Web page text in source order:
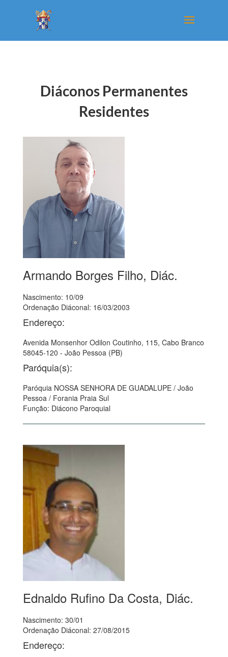
Diáconos Permanentes
Residentes
Armando Borges Filho, Diác.
Nascimento: 10/09
Ordenação Diáconal: 16/03/2003
Endereço:
Avenida Monsenhor Odilon Coutinho, 115, Cabo Branco
58045-120 - João Pessoa (PB)
Paróquia(s):
Paróquia NOSSA SENHORA DE GUADALUPE / João
Pessoa / Forania Praia Sul
Função: Diácono Paroquial
Ednaldo Rufino Da Costa, Diác.
Nascimento: 30/01
Ordenação Diáconal: 27/08/2015
Endereço: